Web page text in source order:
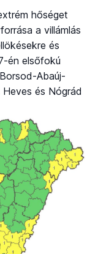
hőséget
a villámlás
és
én elsőfokú
Abaúj-
és Nógrád